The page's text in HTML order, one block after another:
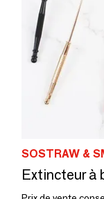
SOSTRAW &